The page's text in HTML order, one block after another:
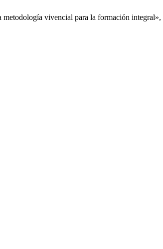
vivencial para la formación integral»,